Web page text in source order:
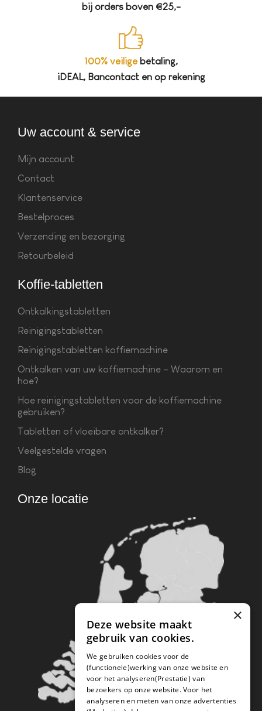
bij orders boven €25,-
100% veiligebetaling,
iDEAL, Bancontact en op rekening
Uw account & service
Mijn account
Contact
Klantenservice
Bestelproces
Verzending en bezorging
Retourbeleid
Koffie-tabletten
Ontkalkingstabletten
Reinigingstabletten
Reinigingstabletten koffiemachine
Ontkalken van uw koffiemachine – Waarom en
hoe?
Hoe reinigingstabletten voor de koffiemachine
gebruiken?
Tabletten of vloeibare ontkalker?
Veelgestelde vragen
Blog
Onze locatie
×
Deze website maakt
gebruik van cookies.
We gebruiken cookies voor de
(functionele)werking van onze website en
voor het analyseren(Prestatie) van
bezoekers op onze website. Voor het
analyseren en meten van onze advertenties